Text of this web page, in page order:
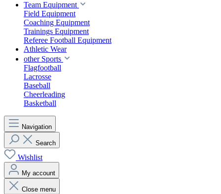
Team Equipment
Field Equipment
Coaching Equipment
Trainings Equipment
Referee Football Equipment
Athletic Wear
other Sports
Flagfootball
Lacrosse
Baseball
Cheerleading
Basketball
Navigation
Search
Wishlist
My account
Close menu